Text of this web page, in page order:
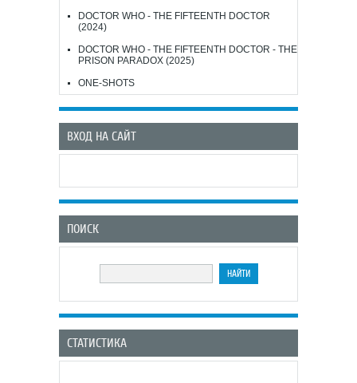
DOCTOR WHO - THE FIFTEENTH DOCTOR
(2024)
DOCTOR WHO - THE FIFTEENTH DOCTOR - THE
PRISON PARADOX (2025)
ONE-SHOTS
ВХОД НА САЙТ
ПОИСК
СТАТИСТИКА